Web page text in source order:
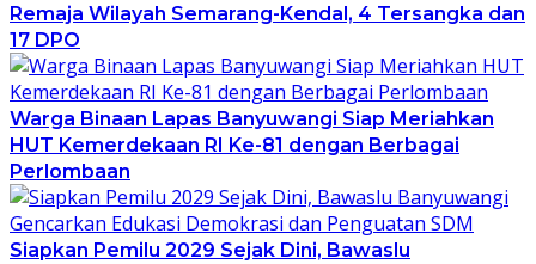
Remaja Wilayah Semarang-Kendal, 4 Tersangka dan
17 DPO
Warga Binaan Lapas Banyuwangi Siap Meriahkan
HUT Kemerdekaan RI Ke-81 dengan Berbagai
Perlombaan
Siapkan Pemilu 2029 Sejak Dini, Bawaslu